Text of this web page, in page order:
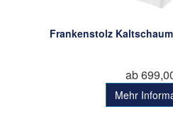
Frankenstolz
ab
Mehr